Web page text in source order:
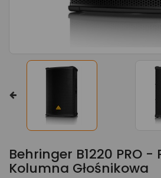
Behringer B1220 PRO -
Kolumna Głośnikowa